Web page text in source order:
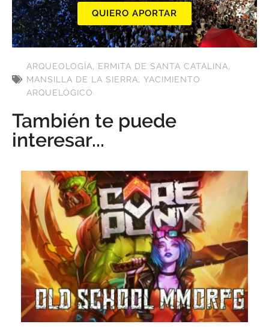
QUIERO APORTAR
ARQUEOLOGÍA, ERMITA DE SANTA CATALINA,
MANSILLA DE LA SIERRA, YACIMIENTO
ARQUELÓGICO
También te puede
interesar...